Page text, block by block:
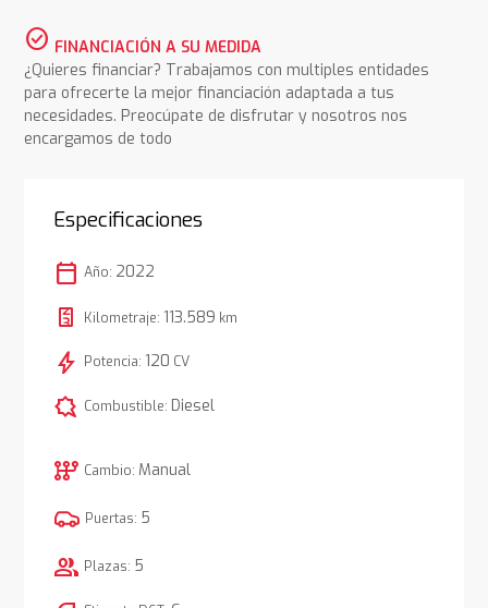
check_circle FINANCIACIÓN A SU MEDIDA
¿Quieres financiar? Trabajamos con multiples entidades
para ofrecerte la mejor financiación adaptada a tus
necesidades. Preocúpate de disfrutar y nosotros nos
encargamos de todo
Especificaciones
calendar_today Año: 2022
Kilometraje: 113.589 km
bolt Potencia: 120 CV
comic_bubble Combustible: Diesel
auto_transmission Cambio: Manual
Puertas: 5
group Plazas: 5